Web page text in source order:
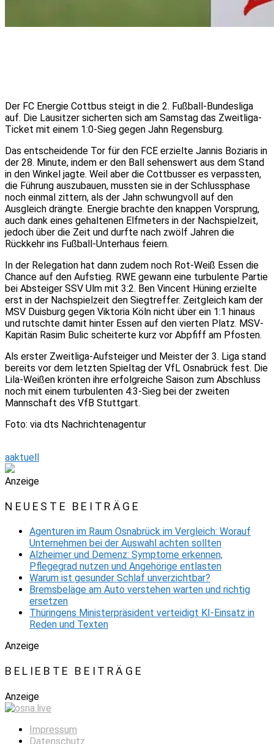
Der FC Energie Cottbus steigt in die 2. Fußball-Bundesliga
auf. Die Lausitzer sicherten sich am Samstag das Zweitliga-
Ticket mit einem 1:0-Sieg gegen Jahn Regensburg.
Das entscheidende Tor für den FCE erzielte Jannis Boziaris in
der 28. Minute, indem er den Ball sehenswert aus dem Stand
in den Winkel jagte. Weil aber die Cottbusser es verpassten,
die Führung auszubauen, mussten sie in der Schlussphase
noch einmal zittern, als der Jahn schwungvoll auf den
Ausgleich drängte. Energie brachte den knappen Vorsprung,
auch dank eines gehaltenen Elfmeters in der Nachspielzeit,
jedoch über die Zeit und durfte nach zwölf Jahren die
Rückkehr ins Fußball-Unterhaus feiern.
In der Relegation hat dann zudem noch Rot-Weiß Essen die
Chance auf den Aufstieg. RWE gewann eine turbulente Partie
bei Absteiger SSV Ulm mit 3:2. Ben Vincent Hüning erzielte
erst in der Nachspielzeit den Siegtreffer. Zeitgleich kam der
MSV Duisburg gegen Viktoria Köln nicht über ein 1:1 hinaus
und rutschte damit hinter Essen auf den vierten Platz. MSV-
Kapitän Rasim Bulic scheiterte kurz vor Abpfiff am Pfosten.
Als erster Zweitliga-Aufsteiger und Meister der 3. Liga stand
bereits vor dem letzten Spieltag der VfL Osnabrück fest. Die
Lila-Weißen krönten ihre erfolgreiche Saison zum Abschluss
noch mit einem turbulenten 4:3-Sieg bei der zweiten
Mannschaft des VfB Stuttgart.
Foto: via dts Nachrichtenagentur
aaktuell
Anzeige
NEUESTE BEITRÄGE
Agenturen im Raum Osnabrück im Vergleich: Worauf
Unternehmen bei der Auswahl achten sollten
Alzheimer und Demenz: Symptome erkennen,
Pflegegrad nutzen und Angehörige entlasten
Warum ist gesunder Schlaf unverzichtbar?
Bremsbeläge am Auto verstehen warten und richtig
ersetzen
Thüringens Ministerpräsident verteidigt KI-Einsatz in
Reden und Texten
Anzeige
BELIEBTE BEITRÄGE
Anzeige
Impressum
Datenschutz